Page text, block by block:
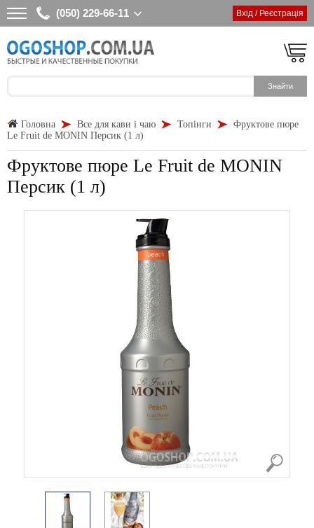
(050) 229-66-11 Вхід / Реєстрація
Головна Все для кави і чаю Топінги
Фруктове пюре
Le Fruit de MONIN Персик (1 л)
Фруктове пюре Le Fruit de MONIN
Персик (1 л)